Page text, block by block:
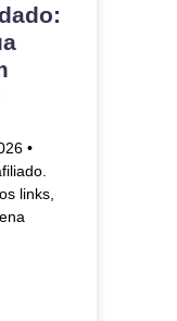
•
links,